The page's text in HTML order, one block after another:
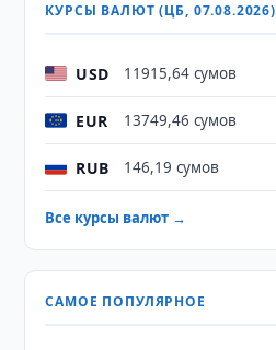
КУРСЫ ВАЛЮТ (ЦБ, 07.08.2026)
USD 11915,64 сумов
EUR 13749,46 сумов
RUB 146,19 сумов
Все курсы валют →
САМОЕ ПОПУЛЯРНОЕ